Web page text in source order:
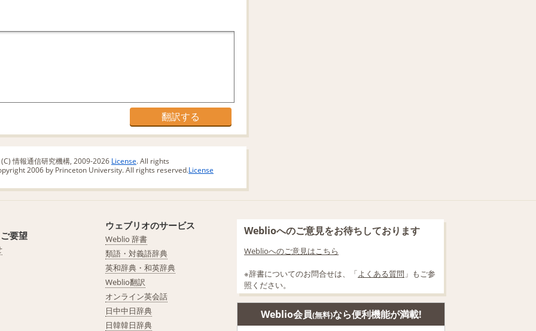
情報通信研究機構, 2009-2026 License. All rights
2006 by Princeton University. All rights reserved.License
要望
ウェブリオのサービス
Weblio 辞書
類語・対義語辞典
英和辞典・和英辞典
Weblio翻訳
オンライン英会話
日中中日辞典
日韓韓日辞典
Weblioへのご意見をお待ちしております
Weblioへのご意見はこちら
※辞書についてのお問合せは、「よくある質問 」もご参
照ください。
Weblio会員(無料)なら便利機能が満載!